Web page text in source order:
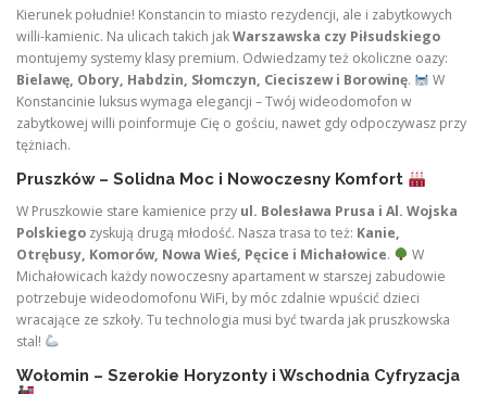
Kierunek południe! Konstancin to miasto rezydencji, ale i zabytkowych
willi-kamienic. Na ulicach takich jakWarszawska czy Piłsudskiego
montujemy systemy klasy premium. Odwiedzamy też okoliczne oazy:
Bielawę, Obory, Habdzin, Słomczyn, Cieciszew i Borowinę.
W
Konstancinie luksus wymaga elegancji – Twój wideodomofon w
zabytkowej willi poinformuje Cię o gościu, nawet gdy odpoczywasz przy
tężniach.
Pruszków – Solidna Moc i Nowoczesny Komfort
W Pruszkowie stare kamienice przy ul. Bolesława Prusa i Al. Wojska
Polskiego zyskują drugą młodość. Nasza trasa to też: Kanie,
Otrębusy, Komorów, Nowa Wieś, Pęcice i Michałowice.
W
Michałowicach każdy nowoczesny apartament w starszej zabudowie
potrzebuje wideodomofonu WiFi, by móc zdalnie wpuścić dzieci
wracające ze szkoły. Tu technologia musi być twarda jak pruszkowska
stal!
Wołomin – Szerokie Horyzonty i Wschodnia Cyfryzacja